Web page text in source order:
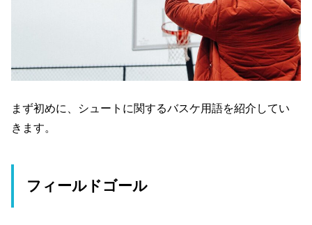
まず初めに、シュートに関するバスケ用語を紹介してい
きます。
フィールドゴール